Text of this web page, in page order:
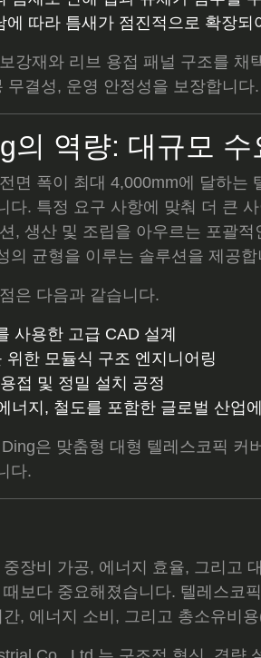
에 따라 틈새가 점진적으로 확장
강재와 리브 용접 패널 구조를 채
무결성, 운영 안정성을 보장합니다.
의 역량: 대규모 수
면 폭이 최대 4,000mm에 달하는
다. 특정 요구 사항에 맞춰 더 큰
, 생산 및 조립을 아우르는 포괄
의 균형을 이루는 솔루션을 제공합
은 다음과 같습니다.
사용한 고급 CAD 설계
위한 모듈식 구조 엔지니어링
접 및 정밀 설치 공정
너지, 철도를 포함한 글로벌 산업
은 맞춤형 대형 텔레스코픽 커
다.
장비 가공, 에너지 효율, 그리고
보다 중요해졌습니다. 텔레스코
, 에너지 소비, 그리고 총소유비